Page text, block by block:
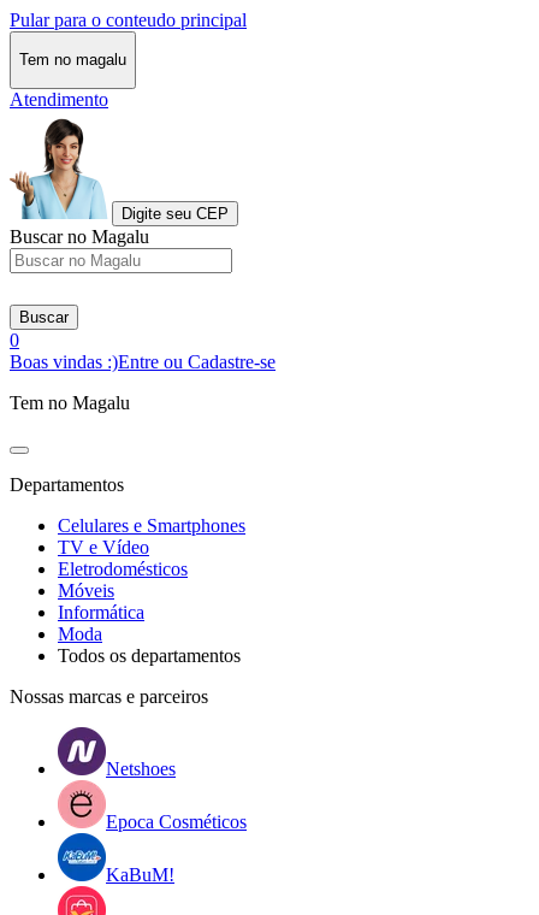
Pular para o conteudo principal
Tem no magalu
Atendimento
Digite seu CEP
Buscar no Magalu
Buscar
0
Boas vindas :)Entre ou Cadastre-se
Tem no Magalu
Departamentos
Celulares e Smartphones
TV e Vídeo
Eletrodomésticos
Móveis
Informática
Moda
Todos os departamentos
Nossas marcas e parceiros
Netshoes
Epoca Cosméticos
KaBuM!